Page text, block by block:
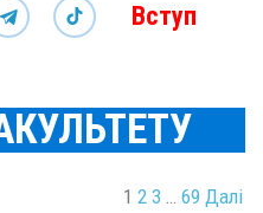
Вступ
1 2 3 … 69 Далі